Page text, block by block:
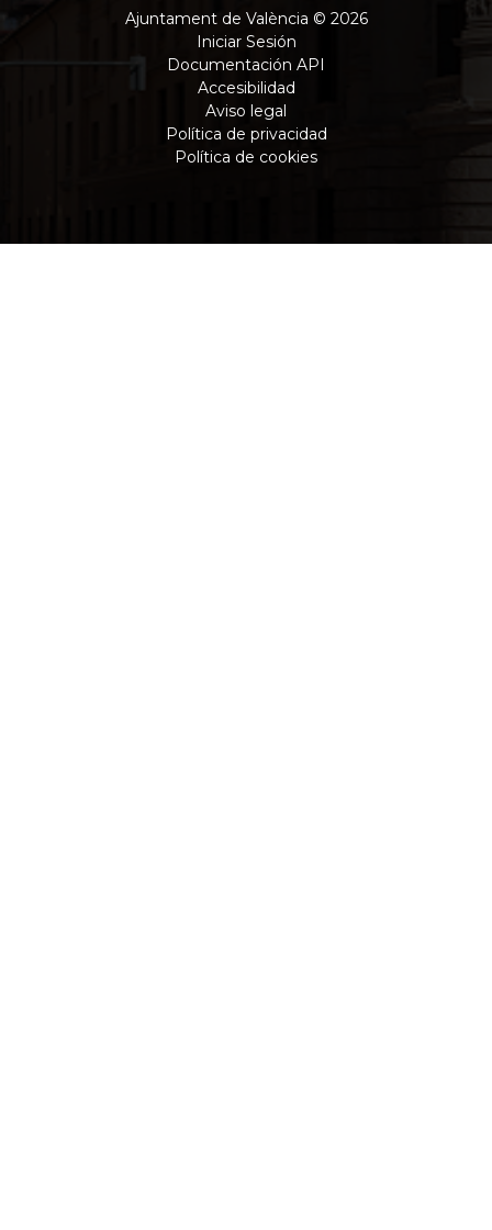
Ajuntament de València © 2026
Iniciar Sesión
Documentación API
Accesibilidad
Aviso legal
Política de privacidad
Política de cookies